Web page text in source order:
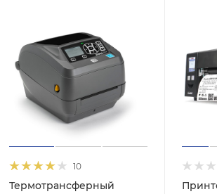
10
Термотрансферный